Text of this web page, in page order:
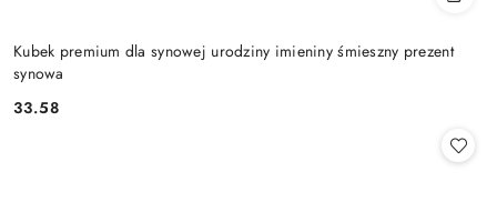
Kubek premium dla synowej urodziny imieniny śmieszny prezent
synowa
Cena:
33.58